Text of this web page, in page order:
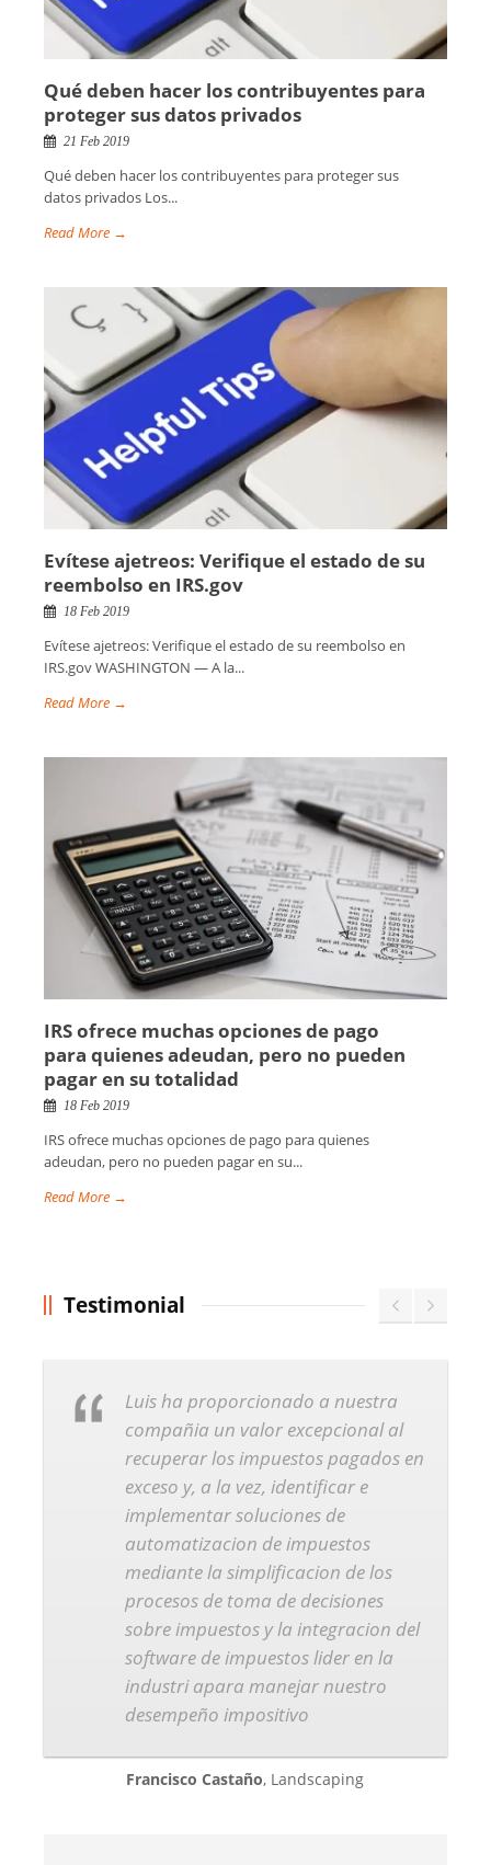
Qué deben hacer los contribuyentes para
proteger sus datos privados
21 Feb 2019
Qué deben hacer los contribuyentes para proteger sus
datos privados Los...
Read More →
Evítese ajetreos: Verifique el estado de su
reembolso en IRS.gov
18 Feb 2019
Evítese ajetreos: Verifique el estado de su reembolso en
IRS.gov WASHINGTON — A la...
Read More →
IRS ofrece muchas opciones de pago
para quienes adeudan, pero no pueden
pagar en su totalidad
18 Feb 2019
IRS ofrece muchas opciones de pago para quienes
adeudan, pero no pueden pagar en su...
Read More →
Testimonial
Luis ha proporcionado a nuestra
compañia un valor excepcional al
recuperar los impuestos pagados en
exceso y, a la vez, identificar e
implementar soluciones de
automatizacion de impuestos
mediante la simplificacion de los
procesos de toma de decisiones
sobre impuestos y la integracion del
software de impuestos lider en la
industri apara manejar nuestro
desempeño impositivo
Francisco Castaño, Landscaping